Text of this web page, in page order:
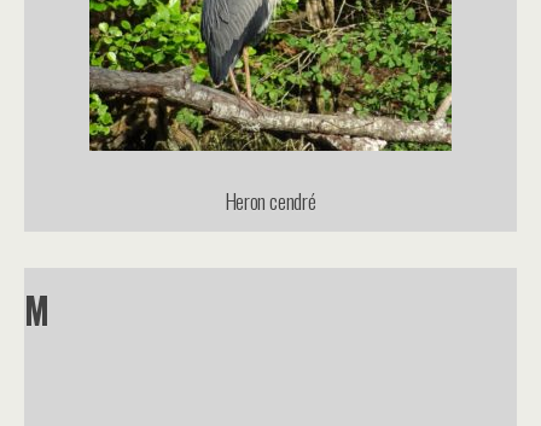
Heron cendré
M